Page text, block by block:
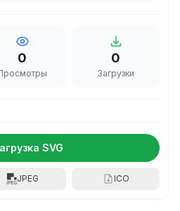
0 0
Загрузки
SVG
JPEG ICO